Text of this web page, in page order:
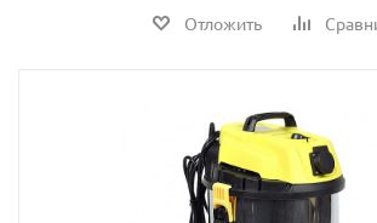
Отложить